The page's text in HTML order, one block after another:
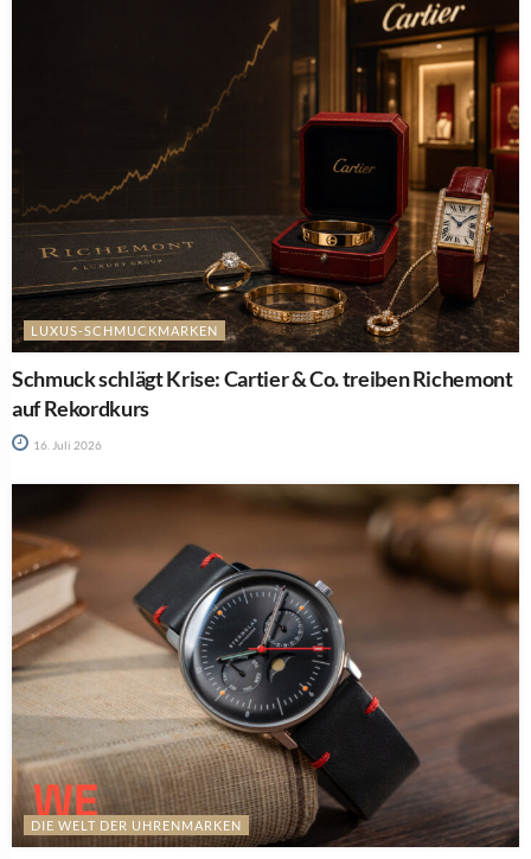
LUXUS-SCHMUCKMARKEN
Schmuck schlägt Krise: Cartier & Co. treiben Richemont
auf Rekordkurs
16. Juli 2026
DIE WELT DER UHRENMARKEN